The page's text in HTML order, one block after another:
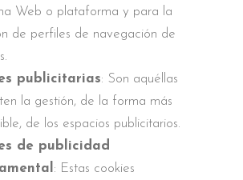
Web o plataforma y para la
de perfiles de navegación de
publicitarias: Son aquéllas
la gestión, de la forma más
de los espacios publicitarios.
de publicidad
: Estas cookies